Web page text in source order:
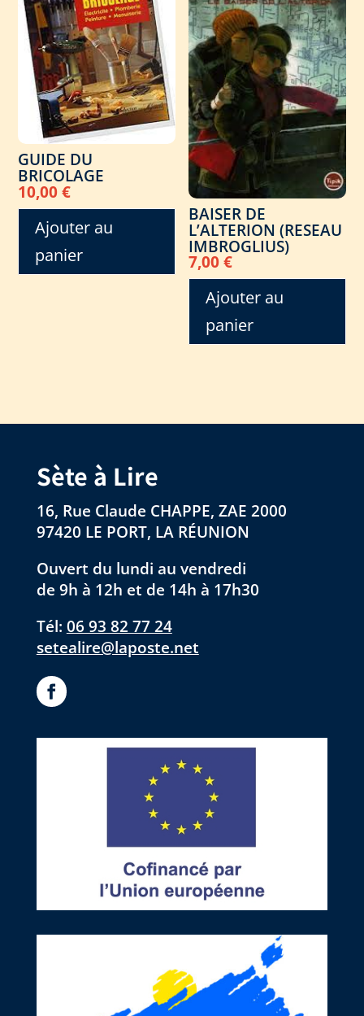
GUIDE DU
BRICOLAGE
10,00€
Ajouter au
panier
BAISER DE
L’ALTERION (RESEAU
IMBROGLIUS)
7,00€
Ajouter au
panier
Sète à Lire
16, Rue Claude CHAPPE, ZAE 2000
97420 LE PORT, LA RÉUNION
Ouvert du lundi au vendredi
de 9h à 12h et de 14h à 17h30
Tél: 06 93 82 77 24
setealire@laposte.net